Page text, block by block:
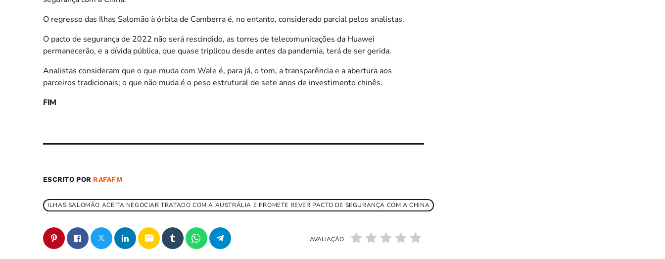
O regresso das Ilhas Salomão à órbita de Camberra é, no entanto, considerado parcial pelos analistas.
O pacto de segurança de 2022 não será rescindido, as torres de telecomunicações da Huawei
permanecerão, e a dívida pública, que quase triplicou desde antes da pandemia, terá de ser gerida.
Analistas consideram que o que muda com Wale é, para já, o tom, a transparência e a abertura aos
parceiros tradicionais; o que não muda é o peso estrutural de sete anos de investimento chinês.
FIM
ESCRITO POR RAFAFM
ILHAS SALOMÃO ACEITA NEGOCIAR TRATADO COM A AUSTRÁLIA E PROMETE REVER PACTO DE SEGURANÇA COM A CHINA
email AVALIAÇÃO